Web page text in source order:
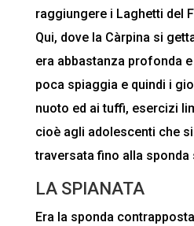
raggiungere i Laghetti del
Qui, dove la Càrpina si
era abbastanza profonda
poca spiaggia e quindi i
nuoto ed ai tuffi, esercizi
cioè agli adolescenti che
traversata fino alla
LA SPIANATA
Era la sponda